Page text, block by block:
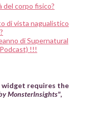
del corpo fisico?
di vista nagualistico
di Supernatural
!!!
widget requires the
MonsterInsights",